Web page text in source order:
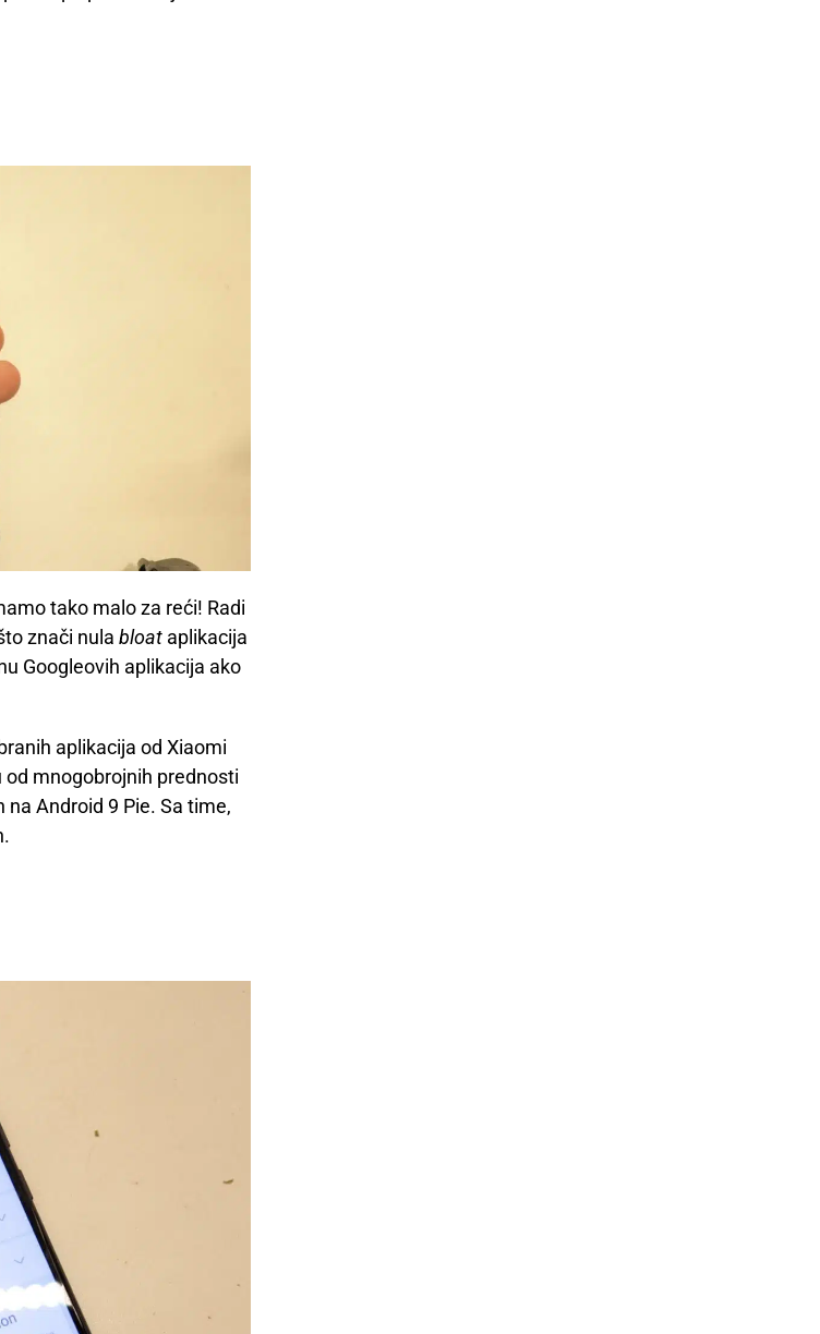
tako malo za reći! Radi
znači nula bloat aplikacija
Googleovih aplikacija ako
aplikacija od Xiaomi
mnogobrojnih prednosti
Android 9 Pie. Sa time,